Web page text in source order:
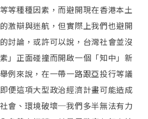
等種種因素，而避開現在香港本土
激辯與迷航，但實際上我們也避開
討論，或許可以說，台灣社會並沒
」正面碰撞而開啟一個「知中」新
例來說，在一帶一路跟亞投行等議
便這項大型政治經濟計畫可能造成
會、環境破壞─我們多半無法有力